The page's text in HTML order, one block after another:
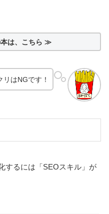
本は、こちら ≫
リはNGです！
するには「SEOスキル」が